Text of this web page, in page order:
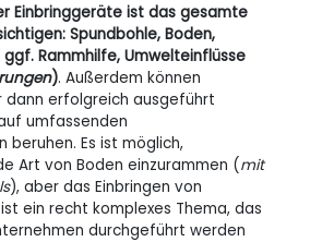
Einbringgeräte ist das gesamte
Spundbohle, Boden,
Rammhilfe, Umwelteinflüsse
). Außerdem können
dann erfolgreich ausgeführt
umfassenden
beruhen. Es ist möglich,
Art von Boden einzurammen (mit
), aber das Einbringen von
ein recht komplexes Thema, das
durchgeführt werden